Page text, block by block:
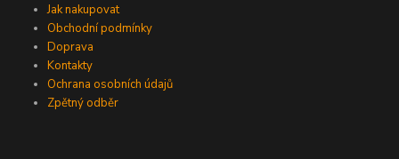
Jak nakupovat
Obchodní podmínky
Doprava
Kontakty
Ochrana osobních údajů
Zpětný odběr